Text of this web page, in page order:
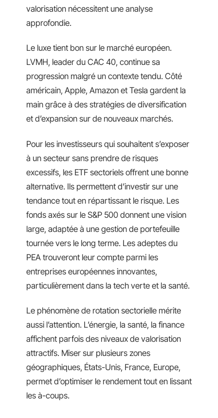
valorisation nécessitent une analyse
approfondie.
Le luxe tient bon sur le marché européen.
LVMH, leader du CAC 40, continue sa
progression malgré un contexte tendu. Côté
américain, Apple, Amazon et Tesla gardent la
main grâce à des stratégies de diversification
et d’expansion sur de nouveaux marchés.
Pour les investisseurs qui souhaitent s’exposer
à un secteur sans prendre de risques
excessifs, les ETF sectoriels offrent une bonne
alternative. Ils permettent d’investir sur une
tendance tout en répartissant le risque. Les
fonds axés sur le S&P 500 donnent une vision
large, adaptée à une gestion de portefeuille
tournée vers le long terme. Les adeptes du
PEA trouveront leur compte parmi les
entreprises européennes innovantes,
particulièrement dans la tech verte et la santé.
Le phénomène de rotation sectorielle mérite
aussi l’attention. L’énergie, la santé, la finance
affichent parfois des niveaux de valorisation
attractifs. Miser sur plusieurs zones
géographiques, États-Unis, France, Europe,
permet d’optimiser le rendement tout en lissant
les à-coups.